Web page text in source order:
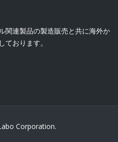
関連製品の製造販売と共に海外か
ております。
Corporation.